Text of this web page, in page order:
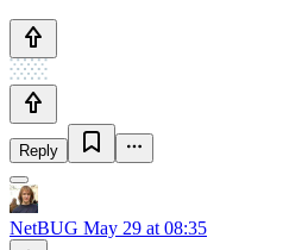
Reply
NetBUG May 29 at 08:35